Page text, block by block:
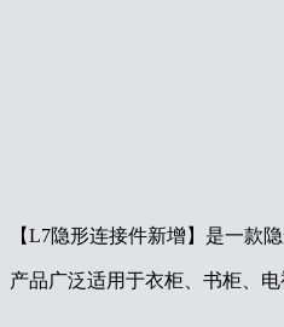
【L7隐形连接件新增】是一款
产品广泛适用于衣柜、书柜、